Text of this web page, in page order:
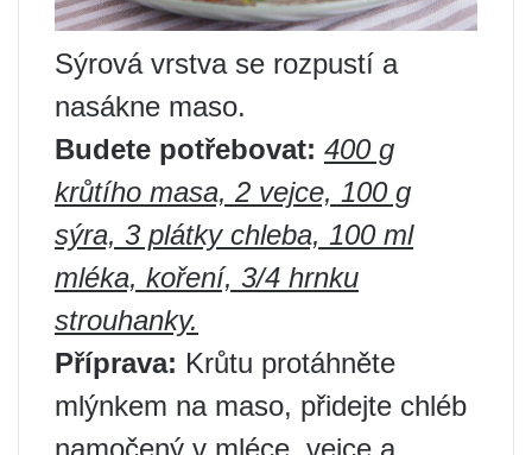
Sýrová vrstva se rozpustí a
nasákne maso.
Budete potřebovat: 400 g
krůtího masa, 2 vejce, 100 g
sýra, 3 plátky chleba, 100 ml
mléka, koření, 3/4 hrnku
strouhanky.
Příprava: Krůtu protáhněte
mlýnkem na maso, přidejte chléb
namočený v mléce, vejce a